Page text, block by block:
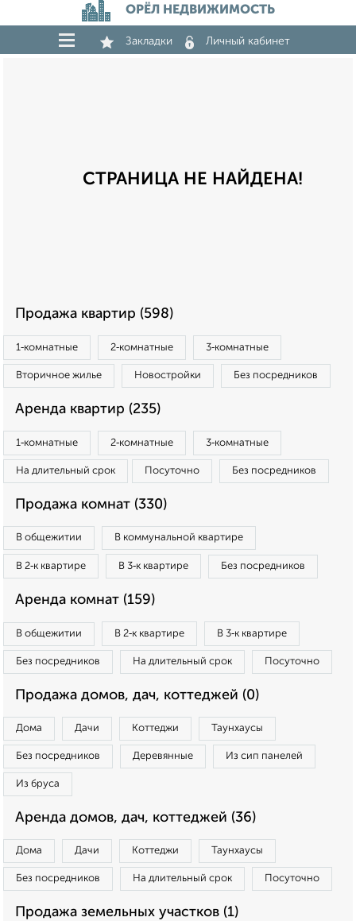
ОРЁЛ НЕДВИЖИМОСТЬ
Закладки Личный кабинет
СТРАНИЦА НЕ НАЙДЕНА!
Продажа квартир (598)
1‑комнатные 2‑комнатные 3‑комнатные
Вторичное жилье Новостройки Без посредников
Аренда квартир (235)
1‑комнатные 2‑комнатные 3‑комнатные
На длительный срок Посуточно Без посредников
Продажа комнат (330)
В общежитии В коммунальной квартире
В 2‑к квартире В 3‑к квартире Без посредников
Аренда комнат (159)
В общежитии В 2‑к квартире В 3‑к квартире
Без посредников На длительный срок Посуточно
Продажа домов, дач, коттеджей (0)
Дома Дачи Коттеджи Таунхаусы
Без посредников Деревянные Из сип панелей
Из бруса
Аренда домов, дач, коттеджей (36)
Дома Дачи Коттеджи Таунхаусы
Без посредников На длительный срок Посуточно
Продажа земельных участков (1)